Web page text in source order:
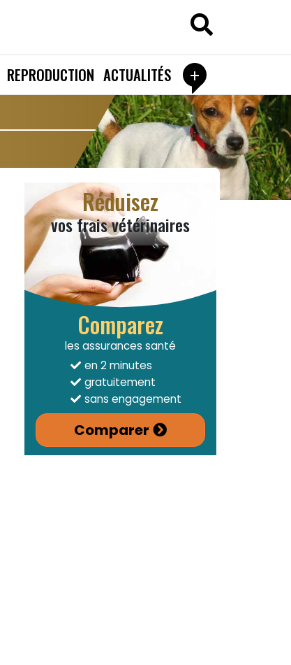
REPRODUCTION ACTUALITÉS +
Réduisez
vos frais vétérinaires
Comparez
les assurances santé
en 2 minutes
gratuitement
sans engagement
Comparer